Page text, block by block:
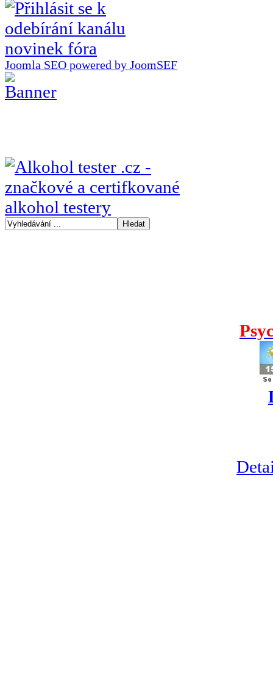
Joomla SEO powered by JoomSEF